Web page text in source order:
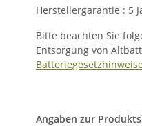
Herstellergarantie : 5
Bitte beachten Sie
Entsorgung von
Angaben zur